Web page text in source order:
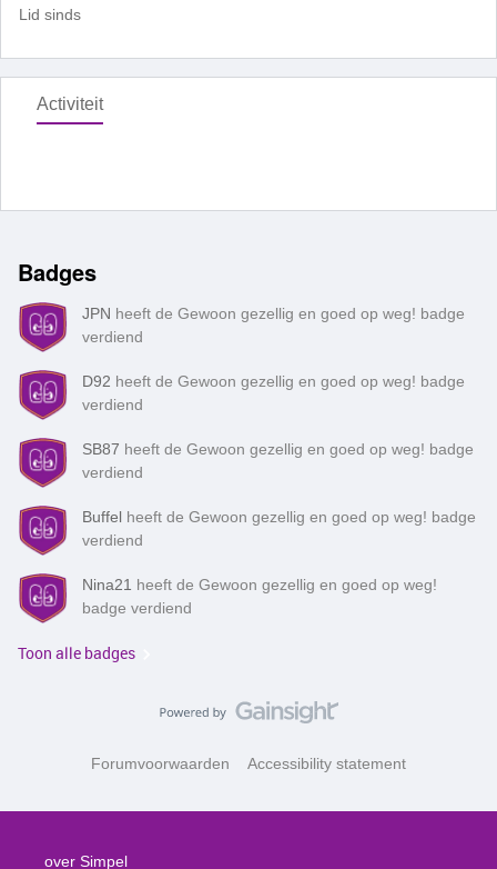
Lid sinds
Activiteit
Badges
JPN heeft de Gewoon gezellig en goed op weg! badge
verdiend
D92 heeft de Gewoon gezellig en goed op weg! badge
verdiend
SB87 heeft de Gewoon gezellig en goed op weg! badge
verdiend
Buffel heeft de Gewoon gezellig en goed op weg! badge
verdiend
Nina21 heeft de Gewoon gezellig en goed op weg!
badge verdiend
Toon alle badges
Forumvoorwaarden Accessibility statement
over Simpel